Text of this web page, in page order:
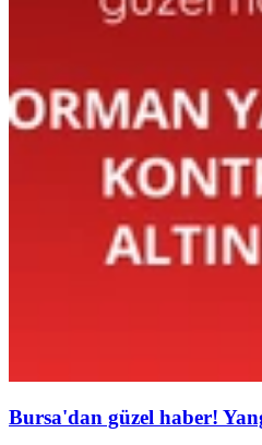
Bursa'dan güzel haber!